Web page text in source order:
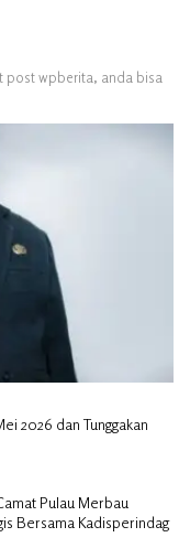
post wpberita, anda bisa
2026 dan Tunggakan
Pulau Merbau
Bersama Kadisperindag